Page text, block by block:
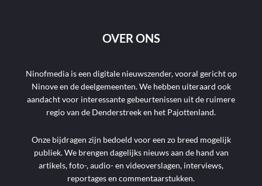
OVER ONS
Ninofmedia is een digitale nieuwszender, vooral gericht op
Ninove en de deelgemeenten. We hebben uiteraard ook
aandacht voor interessante gebeurtenissen uit de ruimere
regio van de Denderstreek en het Pajottenland.
Onze bijdragen zijn bedoeld voor een zo breed mogelijk
publiek. We brengen dagelijks nieuws aan de hand van
artikels, foto-, audio- en videoverslagen, interviews,
reportages en commentaarstukken.